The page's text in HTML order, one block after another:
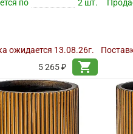
по
2 шт.
ожидается 13.08.26г.
5 265 ₽
shopping_cart